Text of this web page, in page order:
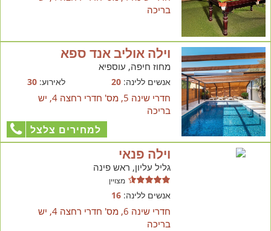
בריכה
וילה אוליב אנד ספא
מחוז חיפה, עוספיא
אנשים ללינה:20 לאירוע:30
חדרי שינה 5, מס' חדרי רחצה 4, יש
בריכה
למחירים צלצל
וילה פנאי
גליל עליון, ראש פינה
מצויין
אנשים ללינה:16
חדרי שינה 6, מס' חדרי רחצה 4, יש
בריכה